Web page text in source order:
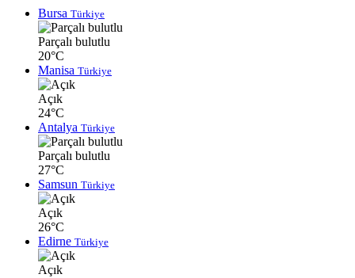
Bursa Türkiye
Parçalı bulutlu
20°C
Manisa Türkiye
Açık
24°C
Antalya Türkiye
Parçalı bulutlu
27°C
Samsun Türkiye
Açık
26°C
Edirne Türkiye
Açık